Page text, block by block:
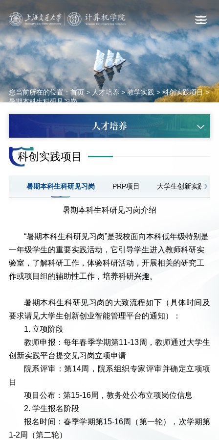
您当前所在的位置：首页>人才培养>教学实践 >科创实践项目>
暑期本科生科研见习岗
人才培养
科创实践项目
暑期本科生科研见习岗 PRP项目 大学生创新实践计
暑期本科生科研见习岗介绍
“暑期本科生科研见习岗”是我校面向本科低年级特别是
一年级学生的重要实践活动，它引导学生进入教师科研实
验室，了解科研工作，体验科研活动，开展相关的研究工
作或项目组的辅助性工作，培养科研兴趣。
暑期本科生科研见习岗的大致流程如下（具体时间及
要求请见大学生创新创业智能管理平台的通知）：
1. 立项阶段
教师申报：每年春季学期第11-13周，教师通过大学生
创新实践平台提交见习岗立项申请
院系评审：第14周，院系组织专家评审并确定立项项
目
项目公布：第15-16周，教务处公布立项岗位信息
2. 学生报名阶段
报名时间：春季学期第15-16周（第一轮），次学期第
1-2周（第二轮）